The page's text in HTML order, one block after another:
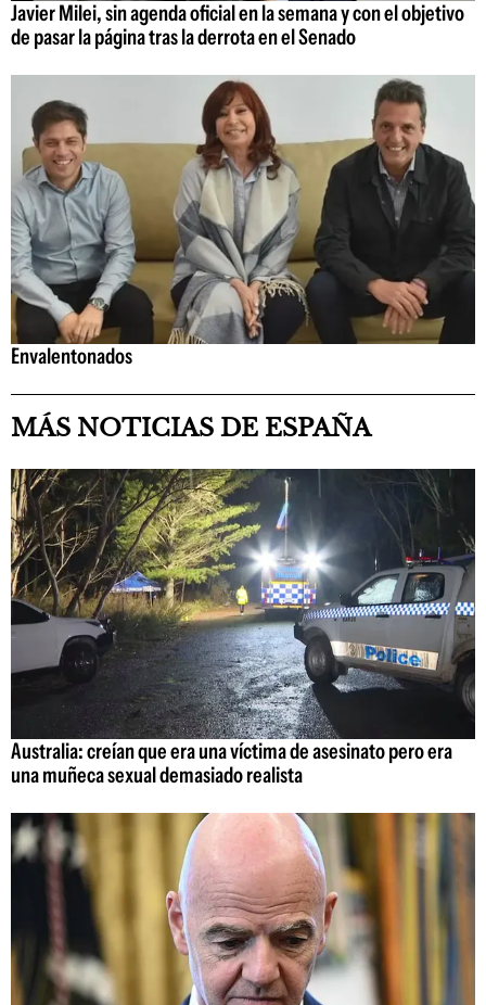
Javier Milei, sin agenda oficial en la semana y con el objetivo
de pasar la página tras la derrota en el Senado
Envalentonados
MÁS NOTICIAS DE ESPAÑA
Australia: creían que era una víctima de asesinato pero era
una muñeca sexual demasiado realista